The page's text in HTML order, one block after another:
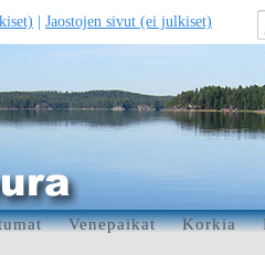
Jaostojen sivut (ei julkiset)
Venepaikat Korkia